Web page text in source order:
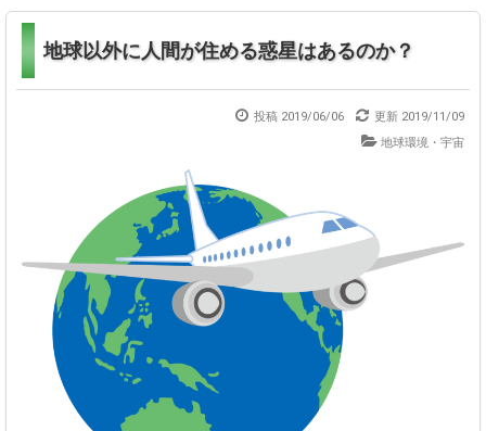
地球以外に人間が住める惑星はあるのか？
投稿 2019/06/06 更新 2019/11/09
地球環境・宇宙